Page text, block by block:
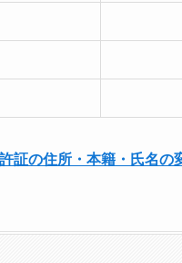
証の住所・本籍・氏名